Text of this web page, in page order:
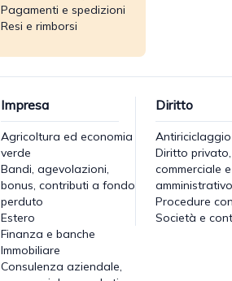
Pagamenti e spedizioni
Resi e rimborsi
Impresa
Agricoltura ed economia
verde
Bandi, agevolazioni,
bonus, contributi a fondo
perduto
Estero
Finanza e banche
Immobiliare
Consulenza aziendale,
Diritto
Antiriciclaggio
Diritto privato,
commerciale e
amministrativo
Procedure
Società e